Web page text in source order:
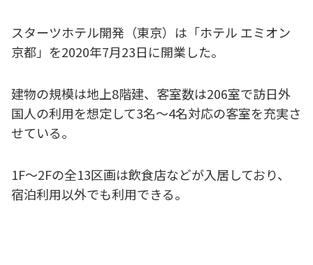
スターツホテル開発（東京）は「ホテル エミオン
京都」を2020年7月23日に開業した。
建物の規模は地上8階建、客室数は206室で訪日外
国人の利用を想定して3名～4名対応の客室を充実さ
せている。
1F～2Fの全13区画は飲食店などが入居しており、
宿泊利用以外でも利用できる。